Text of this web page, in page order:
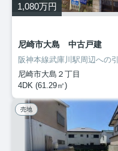
1,080万円
尼崎市大島 中古戸建
尼崎市大島２丁目
4DK (61.29㎡)
売地